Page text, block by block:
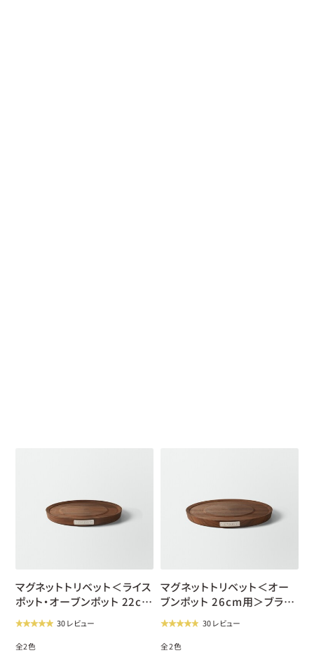
マグネットトリベット＜ライス
ポット・オーブンポット 22cm
用＞ブラックウォールナット
30 レビュー
全2色
マグネットトリベット＜オー
ブンポット 26cm用＞ブラッ
クウォールナット
30 レビュー
全2色